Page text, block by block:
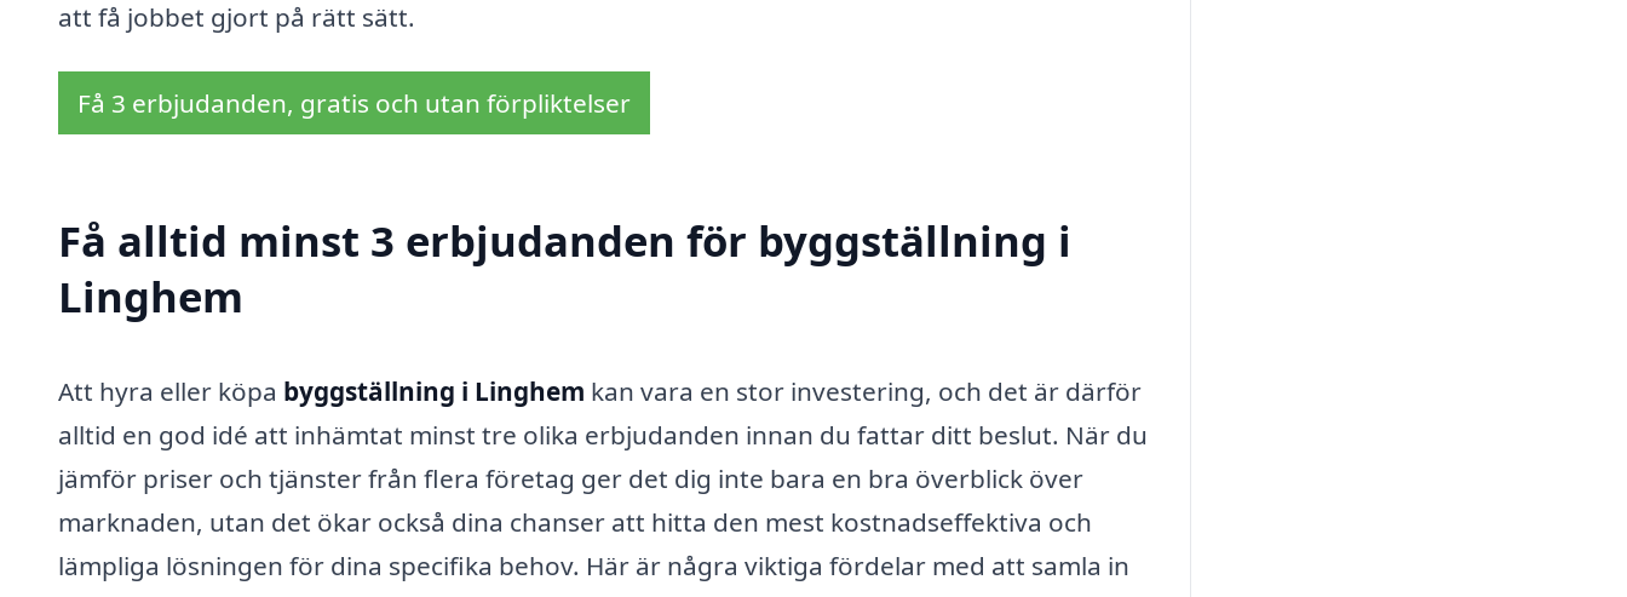
att få jobbet gjort på rätt sätt.
Få 3 erbjudanden, gratis och utan förpliktelser
Få alltid minst 3 erbjudanden för byggställning i
Linghem
Att hyra eller köpa byggställning i Linghem kan vara en stor investering, och det är därför
alltid en god idé att inhämtat minst tre olika erbjudanden innan du fattar ditt beslut. När du
jämför priser och tjänster från flera företag ger det dig inte bara en bra överblick över
marknaden, utan det ökar också dina chanser att hitta den mest kostnadseffektiva och
lämpliga lösningen för dina specifika behov. Här är några viktiga fördelar med att samla in